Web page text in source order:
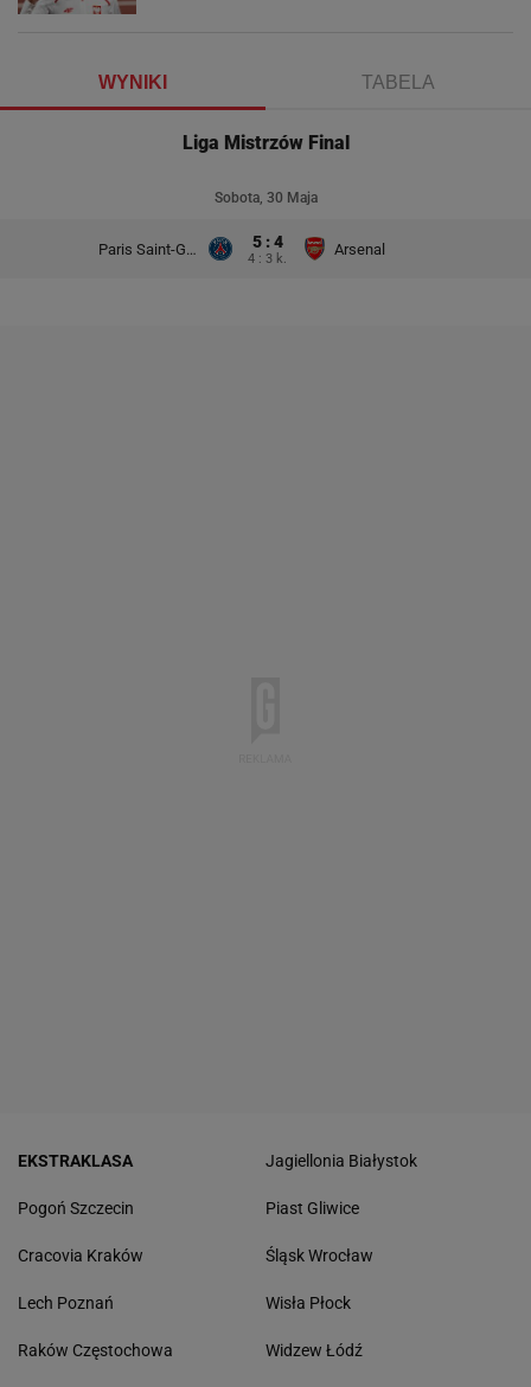
WYNIKI TABELA
Liga Mistrzów Final
Sobota, 30 Maja
Paris Saint-Germain 5 : 4
4 : 3 k.
Arsenal
EKSTRAKLASA
Pogoń Szczecin
Cracovia Kraków
Lech Poznań
Raków Częstochowa
Jagiellonia Białystok
Piast Gliwice
Śląsk Wrocław
Wisła Płock
Widzew Łódź